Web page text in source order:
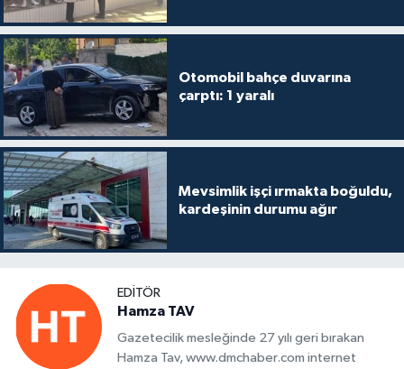
Otomobil bahçe duvarına
çarptı: 1 yaralı
Mevsimlik işçi ırmakta boğuldu,
kardeşinin durumu ağır
EDITÖR
Hamza TAV
Gazetecilik mesleğinde 27 yılı geri bırakan
Hamza Tav, www.dmchaber.com internet